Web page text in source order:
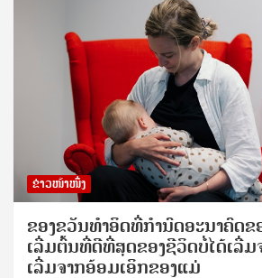
ຂ່າວໜ້າໜຶ່ງ
ຂອງຂວັນທໍາອິດທີ່ກໍານົດອະນາຄົດຂ
ເລີ່ມຕົ້ນທີ່ດີທີ່ສຸດຂອງຊີວິດບໍ່ໄດ້ເລີ່ມ
ເລີ່ມຈາກອ້ອມເອິກຂອງແມ່